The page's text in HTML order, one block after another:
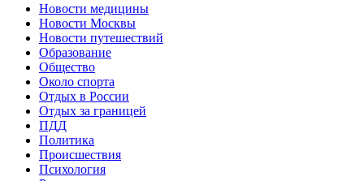
Новости медицины
Новости Москвы
Новости путешествий
Образование
Общество
Около спорта
Отдых в России
Отдых за границей
ПДД
Политика
Происшествия
Психология